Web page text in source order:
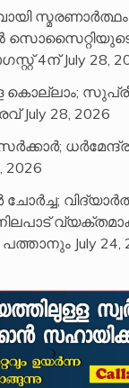
4ന് July 28,
July 28, 2026
സർക്കാർ;
2026
ചോര്‍ച്ച;
July 24,